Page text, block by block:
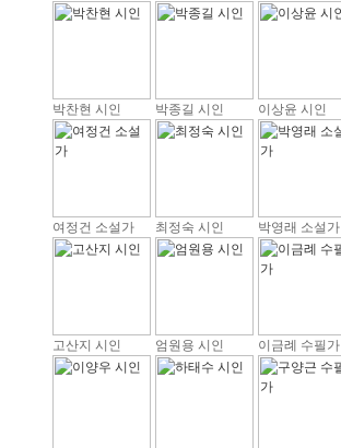
박찬현 시인 박종길 시인 이상윤 시인
여정건 소설가 최정숙 시인 박영래 소설가
고산지 시인 엄원용 시인 이금례 수필가